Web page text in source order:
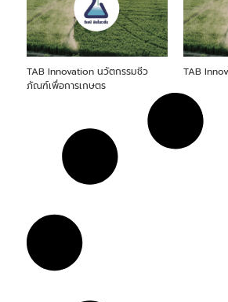
TAB Innovation นวัตกรรมชีว
ภัณฑ์เพื่อการเกษตร
TAB